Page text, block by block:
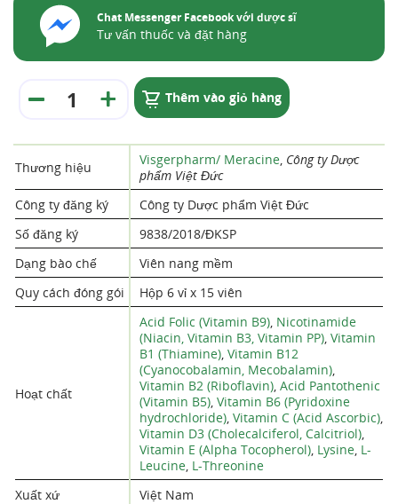
Chat Messenger Facebook với dược sĩ
Tư vấn thuốc và đặt hàng
Thêm vào giỏ hàng
Thương hiệu Visgerpharm/ Meracine, Công ty Dược
phẩm Việt Đức
Công ty đăng ký
Công ty Dược phẩm Việt Đức
Số đăng ký
9838/2018/ĐKSP
Dạng bào chế
Viên nang mềm
Quy cách đóng gói
Hộp 6 vỉ x 15 viên
Hoạt chất
Acid Folic (Vitamin B9), Nicotinamide
(Niacin, Vitamin B3, Vitamin PP), Vitamin
B1 (Thiamine), Vitamin B12
(Cyanocobalamin, Mecobalamin),
Vitamin B2 (Riboflavin), Acid Pantothenic
(Vitamin B5), Vitamin B6 (Pyridoxine
hydrochloride), Vitamin C (Acid Ascorbic),
Vitamin D3 (Cholecalciferol, Calcitriol),
Vitamin E (Alpha Tocopherol), Lysine, L-
Leucine, L-Threonine
Xuất xứ
Việt Nam